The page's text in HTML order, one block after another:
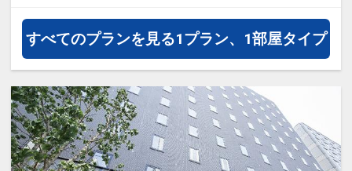
すべてのプランを見る1プラン、1部屋タイプ